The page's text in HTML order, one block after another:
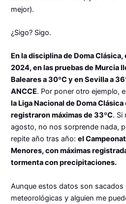
mejor).
¿Sigo? Sigo.
En la disciplina de Doma Clásica,
2024, en las pruebas de Murcia
Baleares a 30ºC y en Sevilla a
ANCCE. Por poner otro ejemplo,
la Liga Nacional de Doma
registraron máximas de 33ºC. Si
agosto, no nos sorprende nada,
repite año tras año:el
Menores, con máximas
tormenta con precipitaciones.
Aunque estos datos son sacados
meteorológicas y alguien me